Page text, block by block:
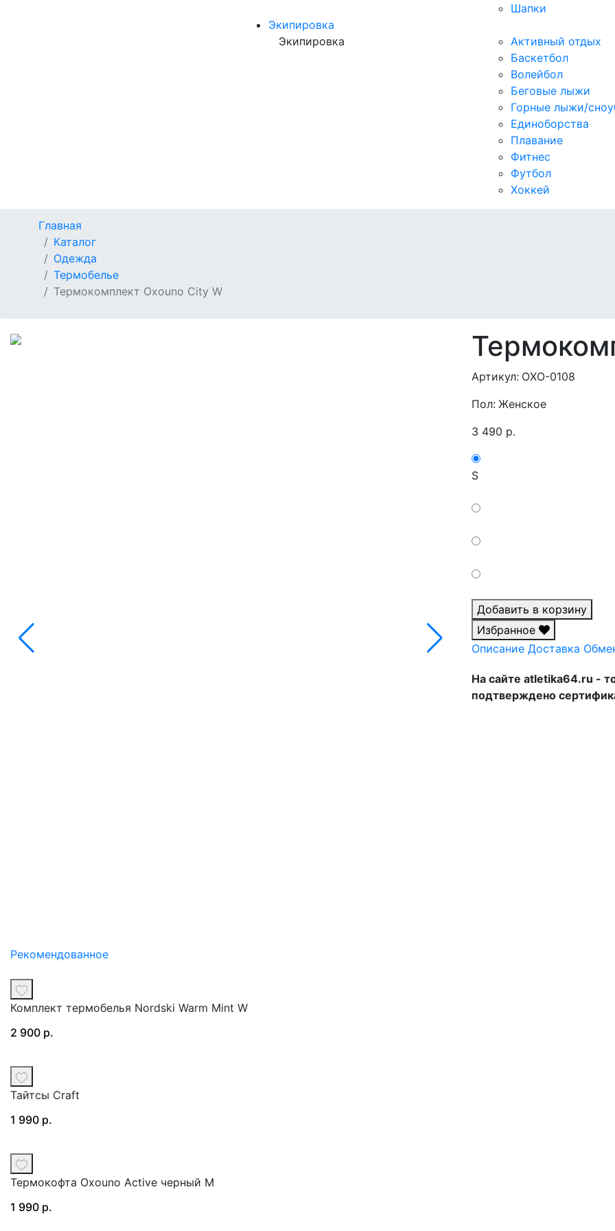
Шапки
Экипировка
Экипировка
Активный отдых
Баскетбол
Волейбол
Беговые лыжи
Горные лыжи/
Единоборства
Плавание
Фитнес
Футбол
Хоккей
Главная
Каталог
Одежда
Термобелье
Термокомплект Oxouno City W
Артикул: OXO-0108
Пол: Женское
3 490 р.
S
Добавить в корзину
Избранное
Описание Доставка
На сайте atletika64.ru -
подтверждено
Рекомендованное
Комплект термобелья Nordski Warm Mint W
2 900 р.
Тайтсы Craft
1 990 р.
Термокофта Oxouno Active черный M
1 990 р.